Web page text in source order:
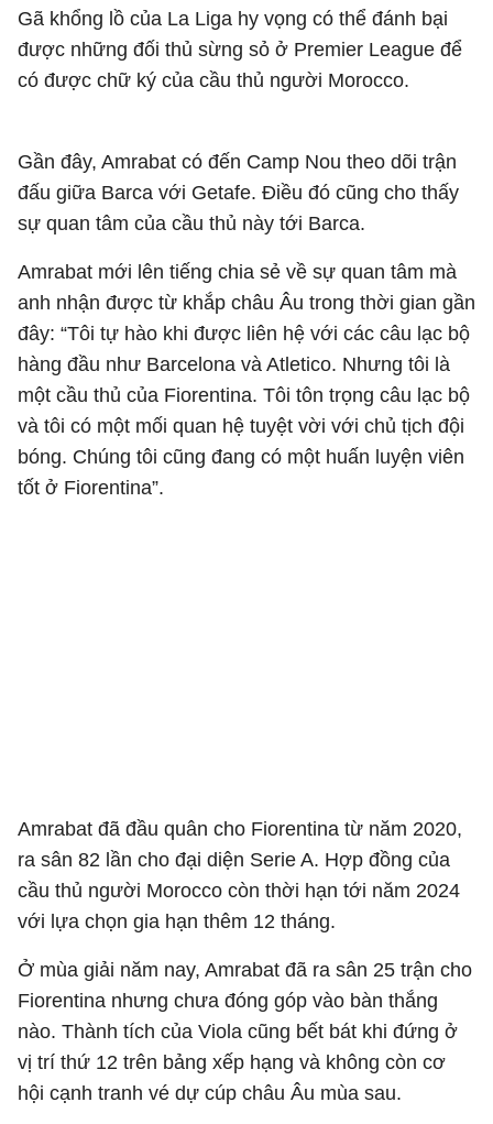
Gã khổng lồ của La Liga hy vọng có thể đánh bại
được những đối thủ sừng sỏ ở Premier League để
có được chữ ký của cầu thủ người Morocco.
Gần đây, Amrabat có đến Camp Nou theo dõi trận
đấu giữa Barca với Getafe. Điều đó cũng cho thấy
sự quan tâm của cầu thủ này tới Barca.
Amrabat mới lên tiếng chia sẻ về sự quan tâm mà
anh nhận được từ khắp châu Âu trong thời gian gần
đây: “Tôi tự hào khi được liên hệ với các câu lạc bộ
hàng đầu như Barcelona và Atletico. Nhưng tôi là
một cầu thủ của Fiorentina. Tôi tôn trọng câu lạc bộ
và tôi có một mối quan hệ tuyệt vời với chủ tịch đội
bóng. Chúng tôi cũng đang có một huấn luyện viên
tốt ở Fiorentina”.
Amrabat đã đầu quân cho Fiorentina từ năm 2020,
ra sân 82 lần cho đại diện Serie A. Hợp đồng của
cầu thủ người Morocco còn thời hạn tới năm 2024
với lựa chọn gia hạn thêm 12 tháng.
Ở mùa giải năm nay, Amrabat đã ra sân 25 trận cho
Fiorentina nhưng chưa đóng góp vào bàn thắng
nào. Thành tích của Viola cũng bết bát khi đứng ở
vị trí thứ 12 trên bảng xếp hạng và không còn cơ
hội cạnh tranh vé dự cúp châu Âu mùa sau.